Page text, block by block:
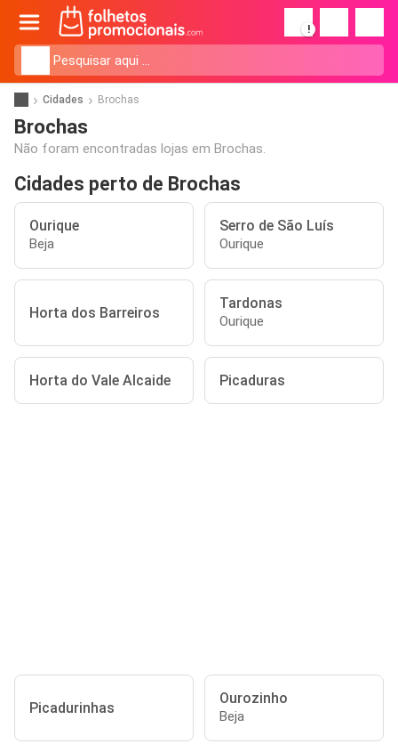
!
Cidades Brochas
Brochas
Não foram encontradas lojas em Brochas.
Cidades perto de Brochas
Ourique
Beja
Serro de São Luís
Ourique
Horta dos Barreiros
Tardonas
Ourique
Horta do Vale Alcaide Picaduras
Picadurinhas
Ourozinho
Beja